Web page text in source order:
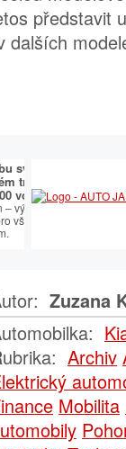
představit
dalších
své
trhu
vozů.
– výrobce
všechny
Zuzana
Archiv
Mobilita